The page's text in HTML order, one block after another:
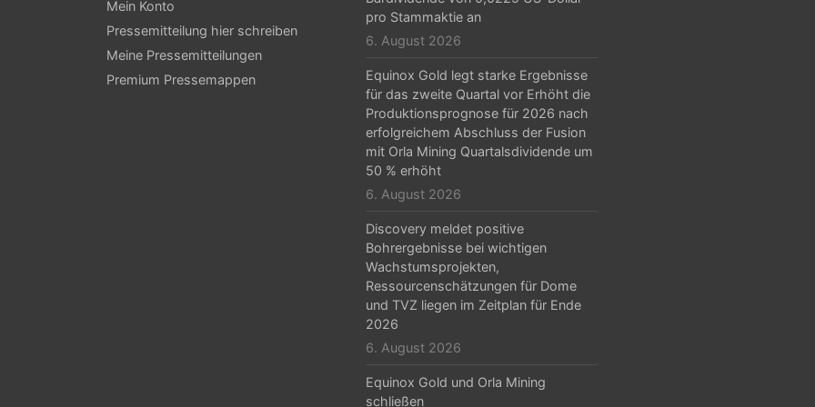
Mein Konto
Pressemitteilung hier schreiben
Meine Pressemitteilungen
Premium Pressemappen
pro Stammaktie an
6. August 2026
Equinox Gold legt starke Ergebnisse
für das zweite Quartal vor Erhöht die
Produktionsprognose für 2026 nach
erfolgreichem Abschluss der Fusion
mit Orla Mining Quartalsdividende um
50 % erhöht
6. August 2026
Discovery meldet positive
Bohrergebnisse bei wichtigen
Wachstumsprojekten,
Ressourcenschätzungen für Dome
und TVZ liegen im Zeitplan für Ende
2026
6. August 2026
Equinox Gold und Orla Mining
schließen